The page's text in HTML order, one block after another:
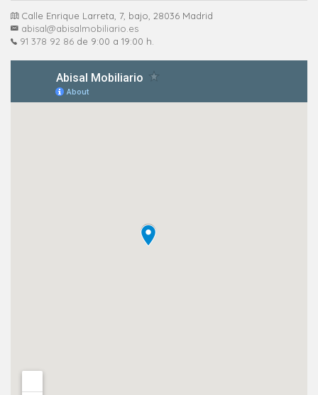
Calle Enrique Larreta, 7, bajo, 28036 Madrid
abisal@abisalmobiliario.es
91 378 92 86 de 9:00 a 19:00 h.